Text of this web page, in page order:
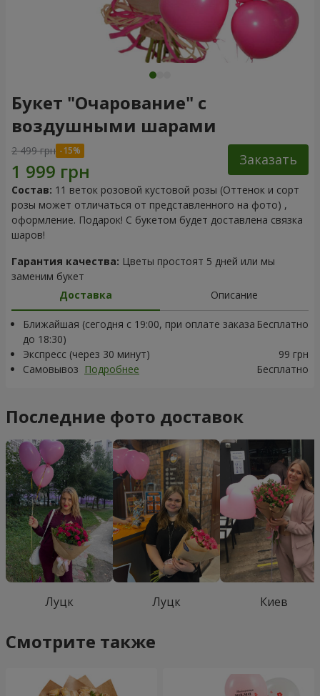
Букет "Очарование" с
воздушными шарами
2 499 грн
Заказать
Состав: 11 веток розовой кустовой розы (Оттенок и сорт
розы может отличаться от представленного на фото) ,
оформление. Подарок! С букетом будет доставлена связка
шаров!
Гарантия качества: Цветы простоят 5 дней или мы
заменим букет
Доставка
Описание
Ближайшая (сегодня с 19:00, при оплате заказа
до 18:30)
Бесплатно
Экспресс (через 30 минут)
99 грн
Самовывоз Подробнее Бесплатно
Последние фото доставок
Луцк Луцк Киев
Смотрите также